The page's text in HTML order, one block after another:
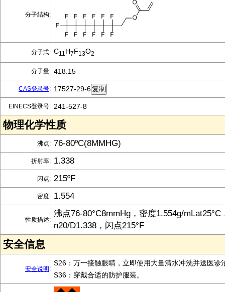
分子结构:
分子式: C11 H7F13O2
分子量: 418.15
CAS登录号: 17527-29-6
EINECS登录号: 241-527-8
物理化学性质
沸点: 76-80ºC(8MMHG)
折射率: 1.338
闪点: 215ºF
密度: 1.554
性质描述:
沸点76-80°C8mmHg，密度1.554g/mLat25°C
n20/D1.338，闪点215°F
安全信息
安全说明 :
S26：万一接触眼睛，立即使用大量清水冲洗并送医诊
S36：穿戴合适的防护服装。